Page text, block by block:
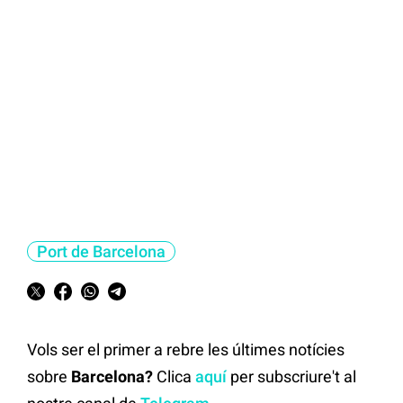
Port de Barcelona
Vols ser el primer a rebre les últimes notícies
sobre Barcelona? Clica aquíper subscriure't al